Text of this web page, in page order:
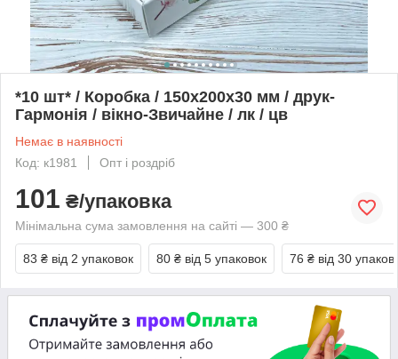
*10 шт* / Коробка / 150х200х30 мм / друк-
Гармонія / вікно-Звичайне / лк / цв
Немає в наявності
Код: к1981
Опт і роздріб
101 ₴/упаковка
Мінімальна сума замовлення на сайті — 300 ₴
83 ₴ від 2 упаковок 80 ₴ від 5 упаковок 76 ₴ від 30